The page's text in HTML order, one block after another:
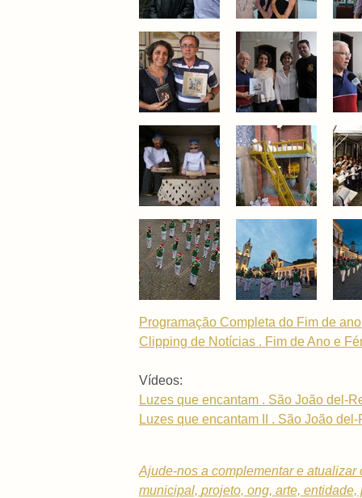
Programação Completa do Fim de
Clipping de Notícias . Fim de Ano e
Vídeos:
Luzes que encantam . São João del-
Luzes que encantam II . São João
Ajude-nos a complementar e
municipal, projeto, ong, arte,